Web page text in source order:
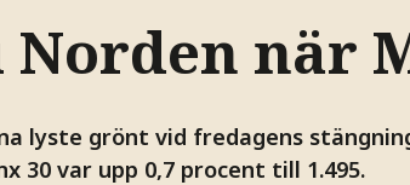
Norden när
lyste grönt vid fredagens
30 var upp 0,7 procent till 1.495.